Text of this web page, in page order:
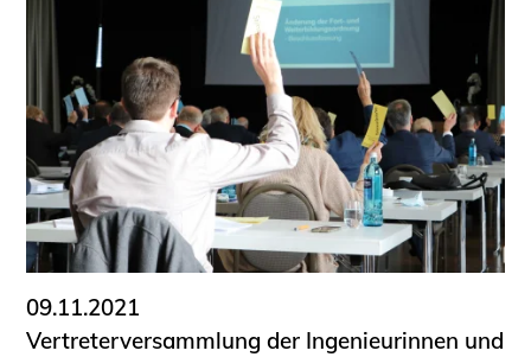
09.11.2021
Vertreterversammlung der Ingenieurinnen und